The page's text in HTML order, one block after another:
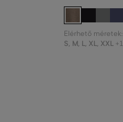
Elérhető méretek:
S, M, L, XL, XXL